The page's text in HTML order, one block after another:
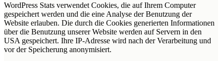
WordPress Stats verwendet Cookies, die auf Ihrem Computer
gespeichert werden und die eine Analyse der Benutzung der
Website erlauben. Die durch die Cookies generierten Informationen
über die Benutzung unserer Website werden auf Servern in den
USA gespeichert. Ihre IP-Adresse wird nach der Verarbeitung und
vor der Speicherung anonymisiert.